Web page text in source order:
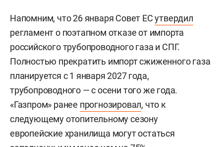
Напомним, что 26 января Совет ЕСутвердил
регламент о поэтапном отказе от импорта
российского трубопроводного газа и СПГ.
Полностью прекратить импорт сжиженного газа
планируется с 1 января 2027 года,
трубопроводного — с осени того же года.
«Газпром» ранее прогнозировал, что к
следующему отопительному сезону
европейские хранилища могут остаться